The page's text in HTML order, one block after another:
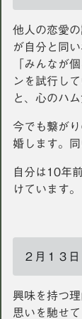
他人の恋愛
が自分と同
「みんなが
ンを試行し
と、心のハ
今でも繋が
婚します。
自分は10年
けています。
２月１３日
興味を持つ
思いを馳せ